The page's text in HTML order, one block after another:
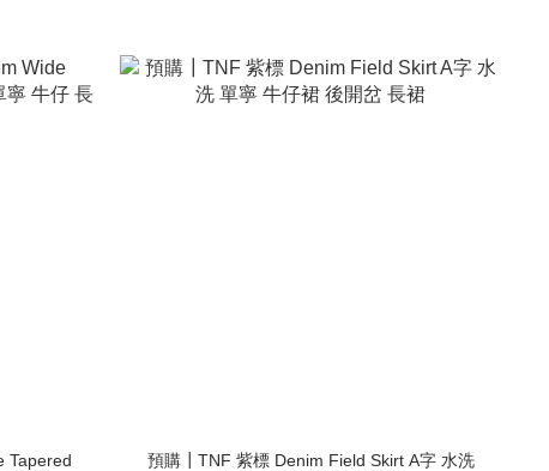
Tapered
預購┃TNF 紫標 Denim Field Skirt A字 水洗